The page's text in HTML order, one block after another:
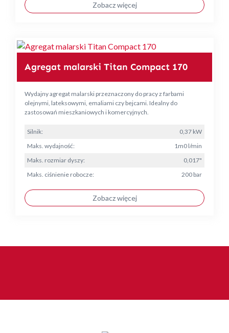
Zobacz więcej
Agregat malarski Titan Compact 170
Wydajny agregat malarski przeznaczony do pracy z farbami
olejnymi, lateksowymi, emaliami czy bejcami. Idealny do
zastosowań mieszkaniowych i komercyjnych.
Silnik:
0,37 kW
Maks. wydajność:
1m0 l/min
Maks. rozmiar dyszy:
0,017"
Maks. ciśnienie robocze:
200 bar
Zobacz więcej